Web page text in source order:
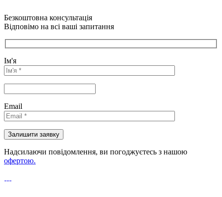
Безкоштовна консультація
Відповімо на всі ваші запитання
Ім'я
Email
Надсилаючи повідомлення, ви погоджуєтесь з нашою
офертою.